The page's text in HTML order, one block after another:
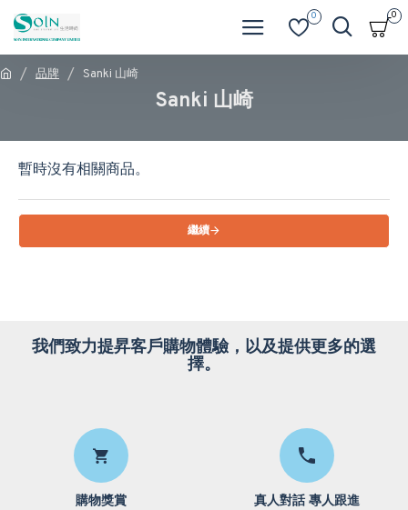
0 0
品牌 Sanki 山崎
Sanki 山崎
暫時沒有相關商品。
繼續
我們致力提昇客戶購物體驗，以及提供更多的選
擇。
購物獎賞 真人對話 專人跟進